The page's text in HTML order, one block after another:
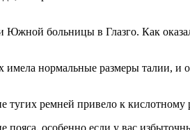
Южной больницы в Глазго. Как
имела нормальные размеры
тугих ремней привело к кислотному
особенно если у вас